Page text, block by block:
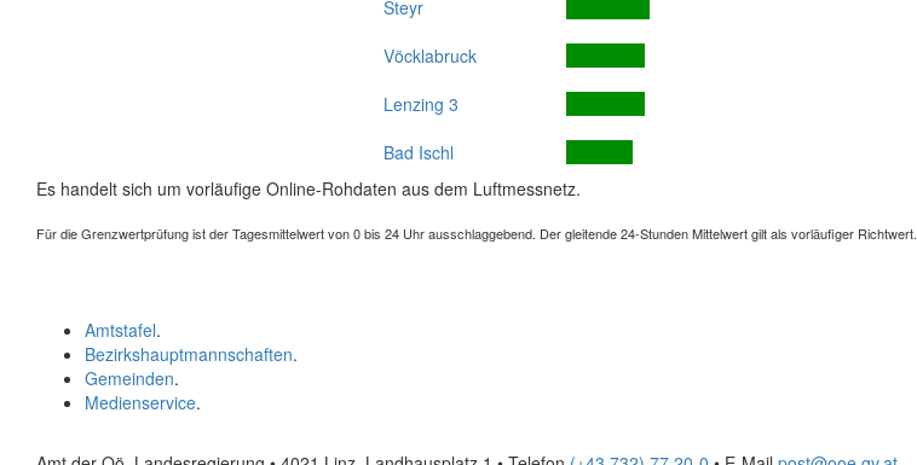
Steyr
Vöcklabruck
Lenzing 3
Bad Ischl
Es handelt sich um vorläufige Online-Rohdaten aus dem Luftmessnetz.
Für die Grenzwertprüfung ist der Tagesmittelwert von 0 bis 24 Uhr ausschlaggebend. Der gleitende 24-Stunden Mittelwert gilt als vorläufiger Richtwert.
Amtstafel.
Bezirkshauptmannschaften.
Gemeinden.
Medienservice.